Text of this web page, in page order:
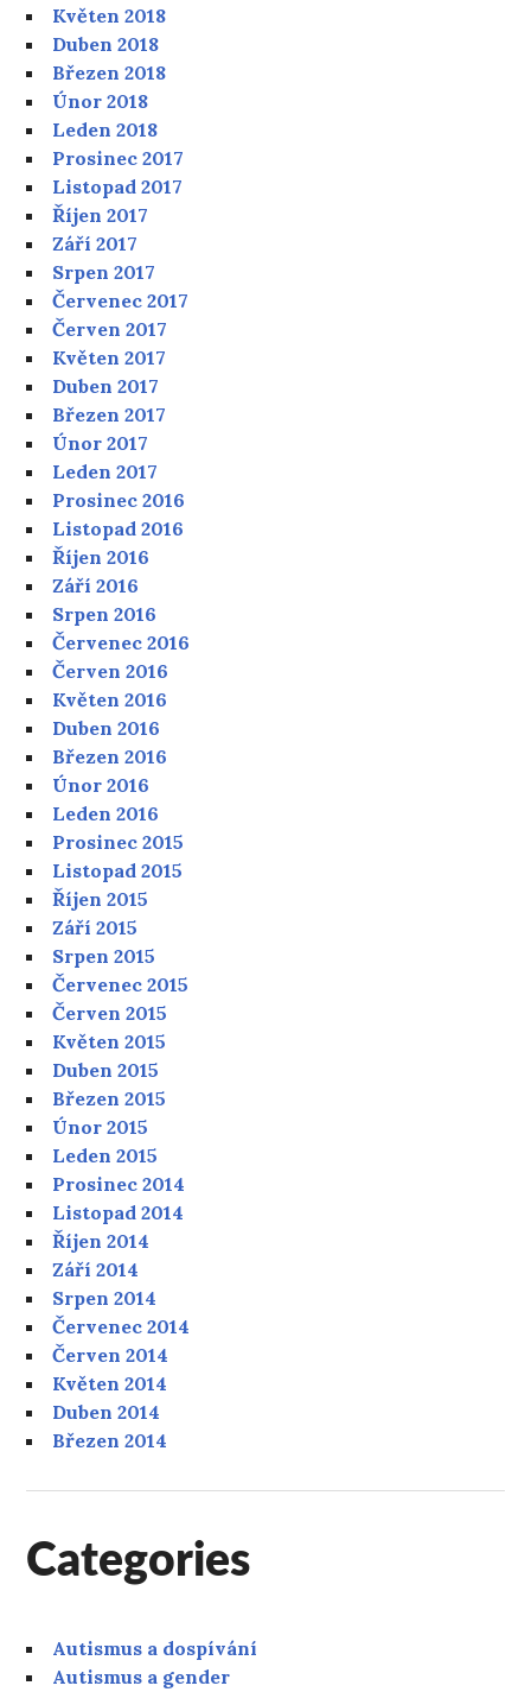
Květen 2018
Duben 2018
Březen 2018
Únor 2018
Leden 2018
Prosinec 2017
Listopad 2017
Říjen 2017
Září 2017
Srpen 2017
Červenec 2017
Červen 2017
Květen 2017
Duben 2017
Březen 2017
Únor 2017
Leden 2017
Prosinec 2016
Listopad 2016
Říjen 2016
Září 2016
Srpen 2016
Červenec 2016
Červen 2016
Květen 2016
Duben 2016
Březen 2016
Únor 2016
Leden 2016
Prosinec 2015
Listopad 2015
Říjen 2015
Září 2015
Srpen 2015
Červenec 2015
Červen 2015
Květen 2015
Duben 2015
Březen 2015
Únor 2015
Leden 2015
Prosinec 2014
Listopad 2014
Říjen 2014
Září 2014
Srpen 2014
Červenec 2014
Červen 2014
Květen 2014
Duben 2014
Březen 2014
Categories
Autismus a dospívání
Autismus a gender